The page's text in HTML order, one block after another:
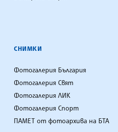
СНИМКИ
Фотогалерия България
Фотогалерия Свят
Фотогалерия ЛИК
Фотогалерия Спорт
ПАМЕТ от фотоархива на БТА